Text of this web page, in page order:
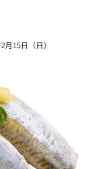
15日（日）